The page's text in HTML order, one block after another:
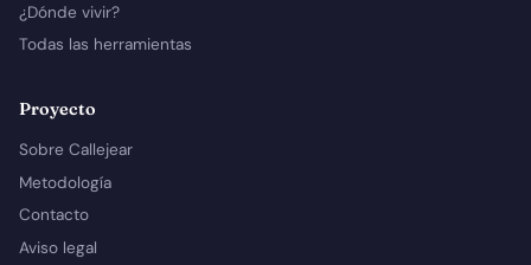
¿Dónde vivir?
Todas las herramientas
Proyecto
Sobre Callejear
Metodología
Contacto
Aviso legal